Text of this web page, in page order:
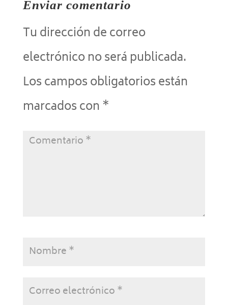
Enviar comentario
Tu dirección de correo
electrónico no será publicada.
Los campos obligatorios están
marcados con*